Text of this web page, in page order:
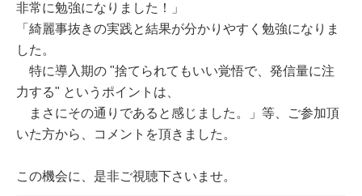
非常に勉強になりました！」
「綺麗事抜きの実践と結果が分かりやすく勉強になりま
した。
特に導入期の "捨てられてもいい覚悟で、発信量に注
力する" というポイントは、
まさにその通りであると感じました。」等、ご参加頂
いた方から、コメントを頂きました。
この機会に、是非ご視聴下さいませ。